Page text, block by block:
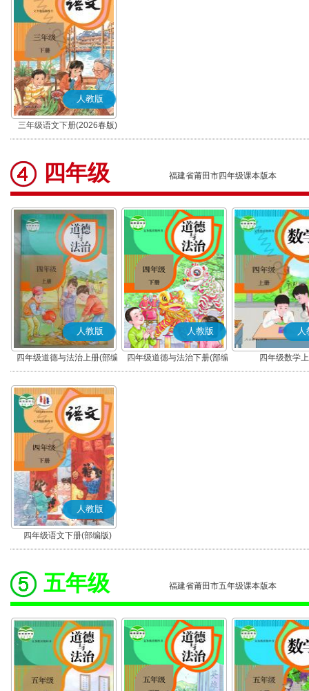
人教版
三年级语文下册(2026春版)
(部编版)
四年级 福建省莆田市四年级课本版本
人教版
四年级道德与法治上册(部编
版)
人教版
四年级道德与法治下册(部编
版)
人
四年级数学
人教版
四年级语文下册(部编版)
五年级 福建省莆田市五年级课本版本